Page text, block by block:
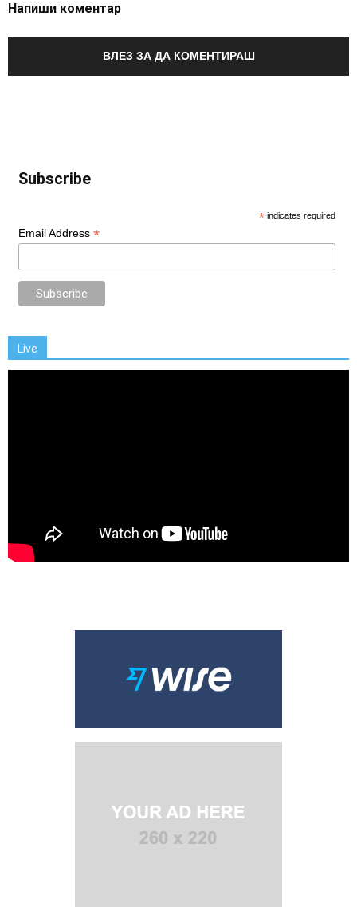
Напиши коментар
ВЛЕЗ ЗА ДА КОМЕНТИРАШ
Subscribe
* indicates required
Email Address *
Live